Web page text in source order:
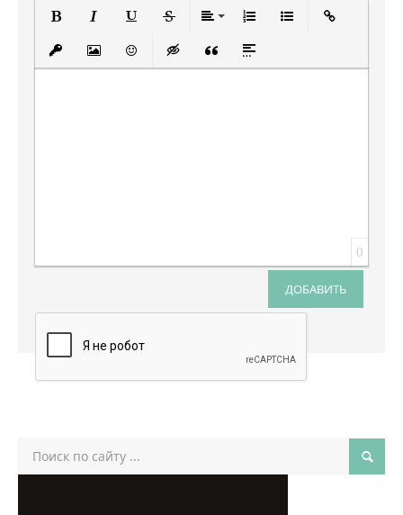
Подчеркнутый
Зачеркнутый
Вставить защищенную ссылку
Вставить изображение
Вставить смайлик
Вставка скрытого текста
Вставка цитаты
Вставка спойлера
0
ДОБАВИТЬ